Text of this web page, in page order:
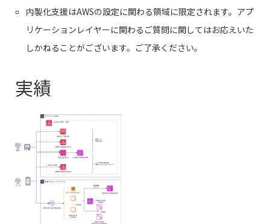
内製化支援はAWSの設定に関わる領域に限定されます。アプ
リケーションレイヤーに関わるご質問に関してはお応えいた
しかねることがございます。ご了承ください。
実績